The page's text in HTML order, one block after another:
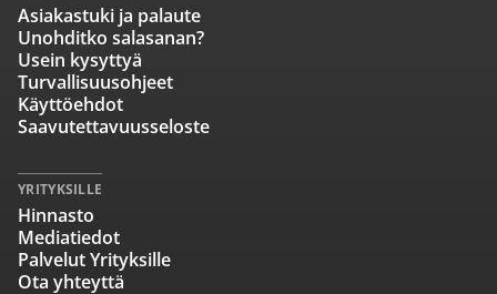
Asiakastuki ja palaute
Unohditko salasanan?
Usein kysyttyä
Turvallisuusohjeet
Käyttöehdot
Saavutettavuusseloste
YRITYKSILLE
Hinnasto
Mediatiedot
Palvelut Yrityksille
Ota yhteyttä